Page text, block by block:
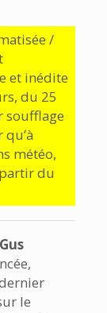
/
et inédite
du 25
soufflage
météo,
du
Gus
le